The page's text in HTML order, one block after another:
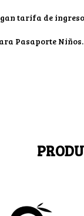
tarifa de
Pasaporte Niños.